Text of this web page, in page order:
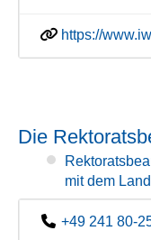
https://
Die
mit dem
+49 241 80-